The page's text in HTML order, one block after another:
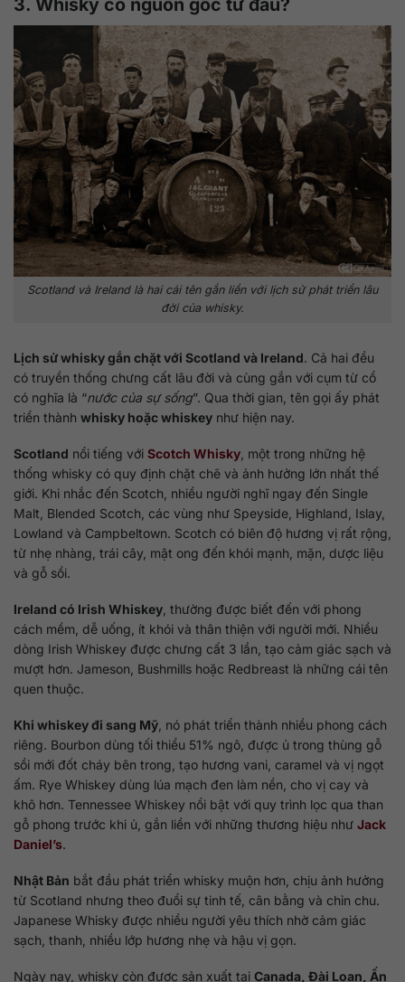
3. Whisky có nguồn gốc từ đâu?
Scotland và Ireland là hai cái tên gắn liền với lịch sử phát triển lâu
đời của whisky.
Lịch sử whisky gắn chặt với Scotland và Ireland. Cả hai đều
có truyền thống chưng cất lâu đời và cùng gắn với cụm từ cổ
có nghĩa là “nước của sự sống”. Qua thời gian, tên gọi ấy phát
triển thành whisky hoặc whiskey như hiện nay.
Scotland nổi tiếng với Scotch Whisky , một trong những hệ
thống whisky có quy định chặt chẽ và ảnh hưởng lớn nhất thế
giới. Khi nhắc đến Scotch, nhiều người nghĩ ngay đến Single
Malt, Blended Scotch, các vùng như Speyside, Highland, Islay,
Lowland và Campbeltown. Scotch có biên độ hương vị rất rộng,
từ nhẹ nhàng, trái cây, mật ong đến khói mạnh, mặn, dược liệu
và gỗ sồi.
Ireland có Irish Whiskey , thường được biết đến với phong
cách mềm, dễ uống, ít khói và thân thiện với người mới. Nhiều
dòng Irish Whiskey được chưng cất 3 lần, tạo cảm giác sạch và
mượt hơn. Jameson, Bushmills hoặc Redbreast là những cái tên
quen thuộc.
Khi whiskey đi sang Mỹ , nó phát triển thành nhiều phong cách
riêng. Bourbon dùng tối thiểu 51% ngô, được ủ trong thùng gỗ
sồi mới đốt cháy bên trong, tạo hương vani, caramel và vị ngọt
ấm. Rye Whiskey dùng lúa mạch đen làm nền, cho vị cay và
khô hơn. Tennessee Whiskey nổi bật với quy trình lọc qua than
gỗ phong trước khi ủ, gắn liền với những thương hiệu như Jack
Daniel’s.
Nhật Bản bắt đầu phát triển whisky muộn hơn, chịu ảnh hưởng
từ Scotland nhưng theo đuổi sự tinh tế, cân bằng và chỉn chu.
Japanese Whisky được nhiều người yêu thích nhờ cảm giác
sạch, thanh, nhiều lớp hương nhẹ và hậu vị gọn.
Ngày nay, whisky còn được sản xuất tại Canada, Đài Loan, Ấn